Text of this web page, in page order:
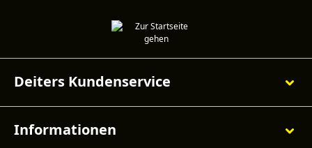
Deiters Kundenservice
Informationen